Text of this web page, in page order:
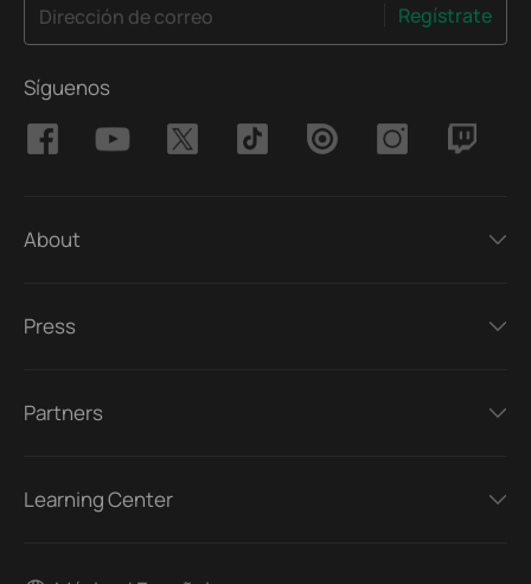
Dirección de correo Regístrate
Síguenos
About
Press
Partners
Learning Center